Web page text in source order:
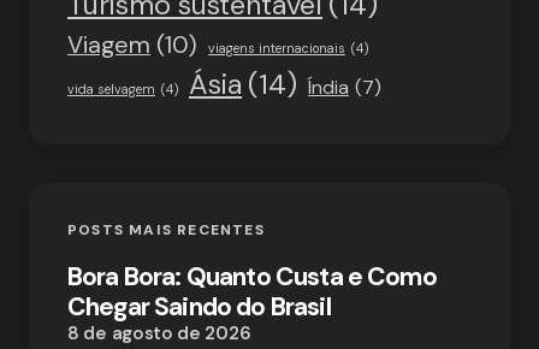
Viagem (10) viagens internacionais (4)
vida selvagem (4) Ásia (14) Índia (7)
POSTS MAIS RECENTES
Bora Bora: Quanto Custa e Como
Chegar Saindo do Brasil
8 de agosto de 2026